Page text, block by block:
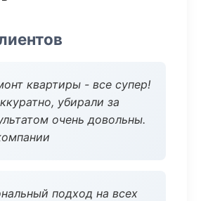
квартиры - все супер!
убирали за
очень довольны.
подход на всех